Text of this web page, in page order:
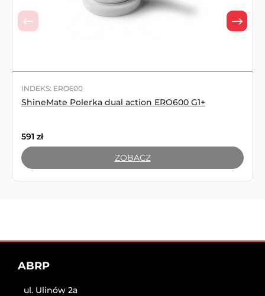
INDEKS: ERO600
ShineMate Polerka dual action ERO600 G1+
591 zł
ZOBACZ
ABRP
ul. Ulinów 2a